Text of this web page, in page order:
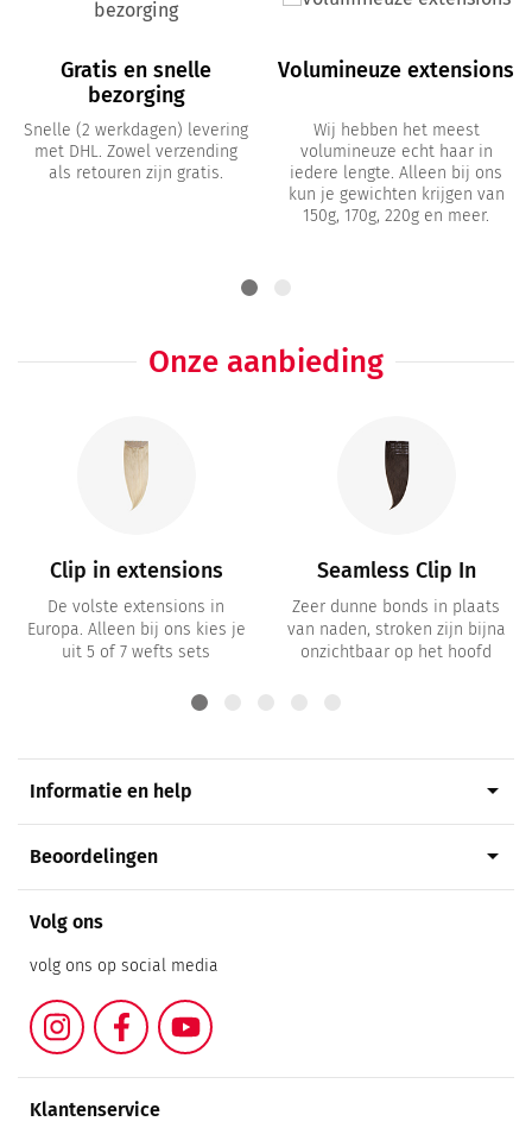
Gratis en snelle
bezorging
Snelle (2 werkdagen) levering
met DHL. Zowel verzending
als retouren zijn gratis.
Volumineuze extensions
Wij hebben het meest
volumineuze echt haar in
iedere lengte. Alleen bij ons
kun je gewichten krijgen van
150g, 170g, 220g en meer.
Onze aanbieding
Clip in extensions
De volste extensions in
Europa. Alleen bij ons kies je
uit 5 of 7 wefts sets
Seamless Clip In
Zeer dunne bonds in plaats
van naden, stroken zijn bijna
onzichtbaar op het hoofd
Informatie en help arrow_drop_down
Volg ons
volg ons op social media
InstagramFacebookYouTube
Beoordelingen arrow_drop_down
Klantenservice